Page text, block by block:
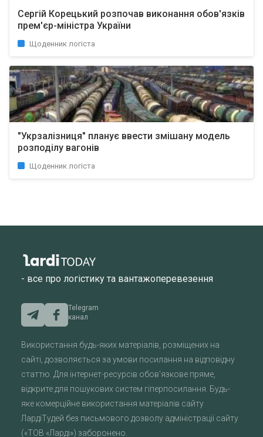
Сергій Корецький розпочав виконання обов'язків
прем'єр-міністра України
Щоденник логіста
"Укрзалізниця" планує ввести змішану модель
розподілу вагонів
Щоденник логіста
- все про логістику та вантажоперевезення
Telegram
канал
Використання будь-яких матеріалів, розміщених на
сайті, дозволяється за умови посилання на відповідну
статтю. Для інтернет-ресурсів обов'язкове пряме,
відкрите для пошукових систем гіперпосилання. Будь-
яке комерційне використання матеріалів сайту
ЛардіТудей без письмового дозволу адміністрації сайту
(«ТОВ «Ларді») заборонено.